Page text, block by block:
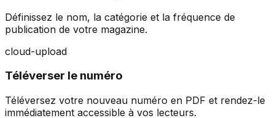
Définissez le nom, la catégorie et la fréquence de
publication de votre magazine.
cloud-upload
Téléverser le numéro
Téléversez votre nouveau numéro en PDF et rendez-le
immédiatement accessible à vos lecteurs.